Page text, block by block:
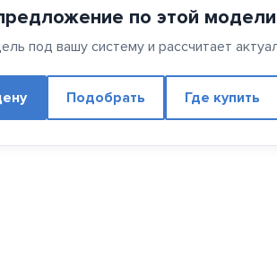
по этой модели
под вашу систему и рассчитает
Подобрать Где купить